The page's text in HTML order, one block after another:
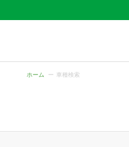
ホーム 車種検索